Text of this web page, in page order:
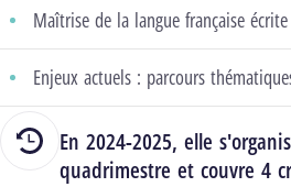
Maîtrise de la langue française écrite
Enjeux actuels : parcours
En 2024-2025, elle
quadrimestre et couvre 4